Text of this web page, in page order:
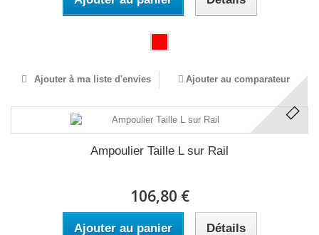
Ajouter à ma liste d'envies Ajouter au comparateur
Ampoulier Taille L sur Rail
106,80 €
Ajouter au panier Détails